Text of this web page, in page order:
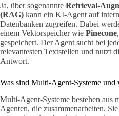
Ja, über sogenannte Retrieval-
(RAG) kann ein KI-Agent auf
Datenbanken zugreifen. Dabei
einem Vektorspeicher wie Pinecone,
gespeichert. Der Agent sucht bei
relevantesten Textstellen und nutzt
Antwort.
Was sind Multi-Agent-Systeme und
Multi-Agent-Systeme bestehen aus
Agenten, die zusammenarbeiten.